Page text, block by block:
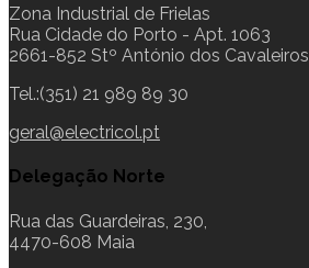
Zona Industrial de Frielas
Rua Cidade do Porto - Apt. 1063
2661-852 Stº António dos Cavaleiros
Tel.:(351) 21 989 89 30
geral@electricol.pt
Delegação Norte
Rua das Guardeiras, 230,
4470-608 Maia